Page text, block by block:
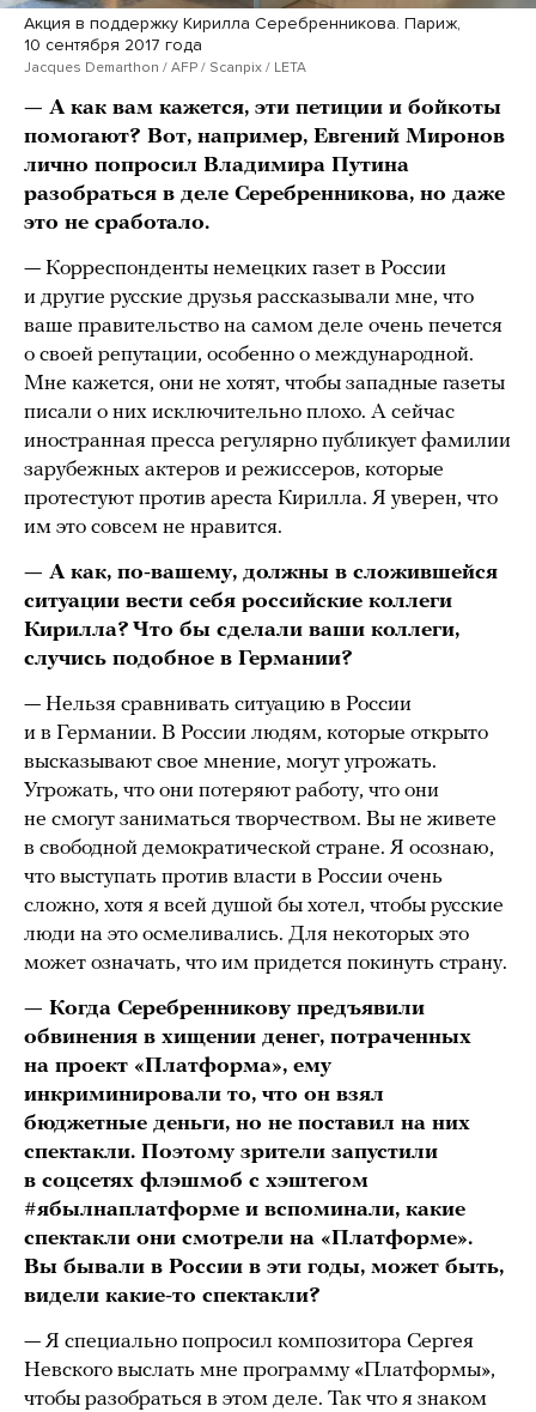
Акция в поддержку Кирилла Серебренникова. Париж,
10 сентября 2017 года
Jacques Demarthon / AFP / Scanpix / LETA
— А как вам кажется, эти петиции и бойкоты
помогают? Вот, например, Евгений Миронов
лично попросил Владимира Путина
разобраться в деле Серебренникова, но даже
это не сработало.
— Корреспонденты немецких газет в России
и другие русские друзья рассказывали мне, что
ваше правительство на самом деле очень печется
о своей репутации, особенно о международной.
Мне кажется, они не хотят, чтобы западные газеты
писали о них исключительно плохо. А сейчас
иностранная пресса регулярно публикует фамилии
зарубежных актеров и режиссеров, которые
протестуют против ареста Кирилла. Я уверен, что
им это совсем не нравится.
— А как, по-вашему, должны в сложившейся
ситуации вести себя российские коллеги
Кирилла? Что бы сделали ваши коллеги,
случись подобное в Германии?
— Нельзя сравнивать ситуацию в России
и в Германии. В России людям, которые открыто
высказывают свое мнение, могут угрожать.
Угрожать, что они потеряют работу, что они
не смогут заниматься творчеством. Вы не живете
в свободной демократической стране. Я осознаю,
что выступать против власти в России очень
сложно, хотя я всей душой бы хотел, чтобы русские
люди на это осмеливались. Для некоторых это
может означать, что им придется покинуть страну.
— Когда Серебренникову предъявили
обвинения в хищении денег, потраченных
на проект «Платформа», ему
инкриминировали то, что он взял
бюджетные деньги, но не поставил на них
спектакли. Поэтому зрители запустили
в соцсетях флэшмоб с хэштегом
#ябылнаплатформе и вспоминали, какие
спектакли они смотрели на «Платформе».
Вы бывали в России в эти годы, может быть,
видели какие-то спектакли?
— Я специально попросил композитора Сергея
Невского выслать мне программу «Платформы»,
чтобы разобраться в этом деле. Так что я знаком